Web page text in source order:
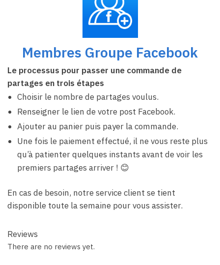
Membres Groupe Facebook
Le processus pour passer une commande de
partages en trois étapes
Choisir le nombre de partages voulus.
Renseigner le lien de votre post Facebook.
Ajouter au panier puis payer la commande.
Une fois le paiement effectué, il ne vous reste plus
qu’à patienter quelques instants avant de voir les
premiers partages arriver ! 😊
En cas de besoin, notre service client se tient
disponible toute la semaine pour vous assister.
Reviews
There are no reviews yet.